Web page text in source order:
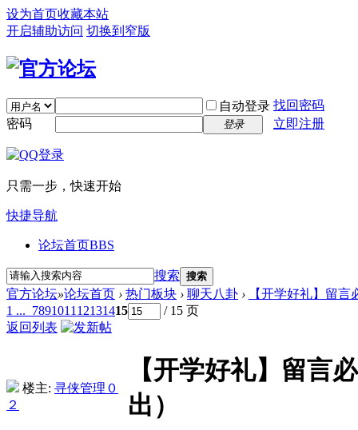
设为首页收藏本站
开启辅助访问 切换到窄版
自动登录 找回密码
密码
登录 立即注册
只需一步，快速开始
快捷导航
论坛首页BBS
搜索 搜索
官方论坛»论坛首页 › 热门板块 › 聊天八卦 ›
【开学好礼】留
1 ... 7891011 12131415
/ 15 页
返回列表
楼主: 寻侠管理０
２
【开学好礼】留言
出）